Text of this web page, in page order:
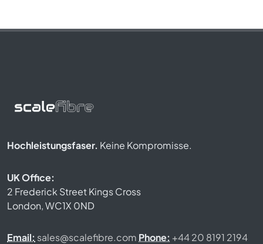
Hochleistungsfaser. Keine Kompromisse.
UK Office:
2 Frederick Street Kings Cross
London, WC1X 0ND
Email: sales@scalefibre.com Phone: +44 20 8191 2194